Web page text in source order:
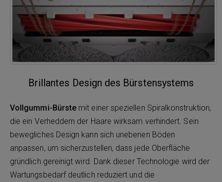
Brillantes Design des Bürstensystems
Vollgummi-Bürste mit einer speziellen Spiralkonstruktion,
die ein Verheddern der Haare wirksam verhindert. Sein
bewegliches Design kann sich unebenen Böden
anpassen, um sicherzustellen, dass jede Oberfläche
gründlich gereinigt wird. Dank dieser Technologie wird der
Wartungsbedarf deutlich reduziert und die